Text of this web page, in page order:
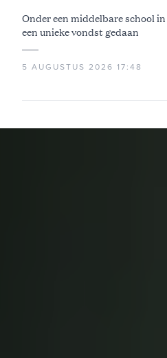
Onder een middelbare school
een unieke vondst gedaan
5 AUGUSTUS 2026 17:48